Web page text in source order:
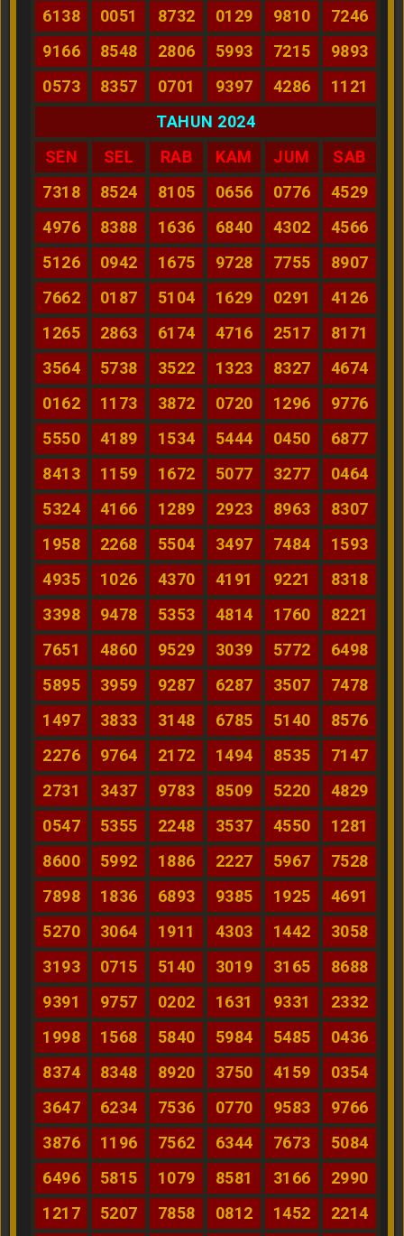
6138 0051 8732 0129 9810
7246
9166
8548 2806 5993 7215
9893
0573
8357 0701 9397 4286
1121
TAHUN 2024
SEN
SEL RAB KAM JUM
SAB
7318
8524 8105 0656 0776
4529
4976
8388 1636 6840 4302
4566
5126
0942 1675 9728 7755
8907
7662
0187 5104 1629 0291
4126
1265
2863 6174 4716 2517
8171
3564
5738 3522 1323 8327
4674
0162
1173 3872 0720 1296
9776
5550
4189 1534 5444 0450
6877
8413
1159 1672 5077 3277
0464
5324
4166 1289 2923 8963
8307
1958
2268 5504 3497 7484
1593
4935
1026 4370 4191 9221
8318
3398
9478 5353 4814 1760
8221
7651
4860 9529 3039 5772
6498
5895
3959 9287 6287 3507
7478
1497
3833 3148 6785 5140
8576
2276
9764 2172 1494 8535
7147
2731
3437 9783 8509 5220
4829
0547
5355 2248 3537 4550
1281
8600
5992 1886 2227 5967
7528
7898
1836 6893 9385 1925
4691
5270
3064 1911 4303 1442
3058
3193
0715 5140 3019 3165
8688
9391
9757 0202 1631 9331
2332
1998
1568 5840 5984 5485
0436
8374
8348 8920 3750 4159
0354
3647
6234 7536 0770 9583
9766
3876
1196 7562 6344 7673
5084
6496
5815 1079 8581 3166
2990
1217
5207 7858 0812 1452
2214